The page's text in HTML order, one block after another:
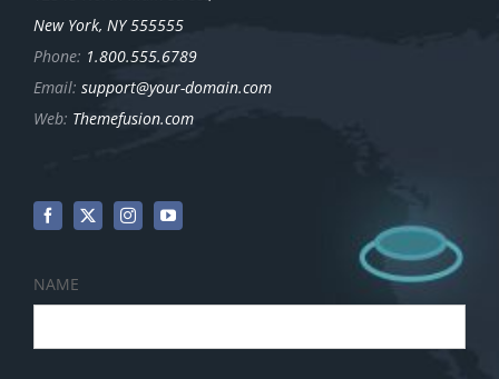
New York, NY 555555
Phone: 1.800.555.6789
Email: support@your-domain.com
Web: Themefusion.com
NAME